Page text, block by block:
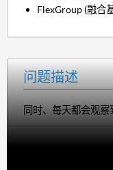
FlexGroup (融合
问题描述
同时、每天都会观察